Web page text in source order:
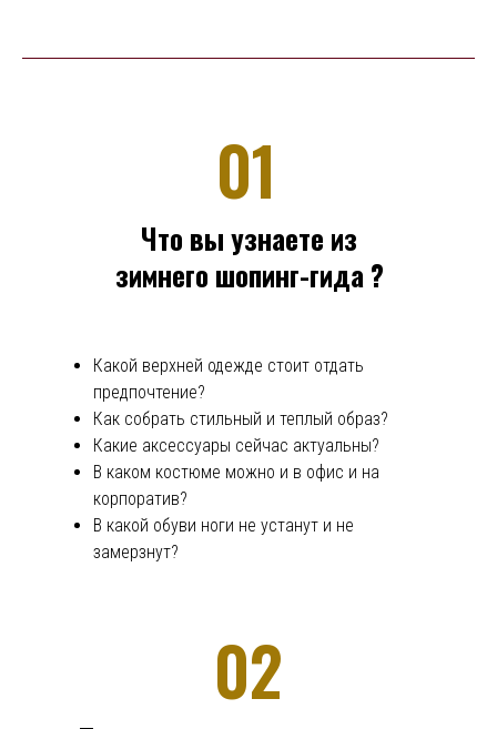
ХОЧУ ШОПИНГ-ГИД!
Что вы узнаете из
зимнего шопинг-гида ?
Какой верхней одежде стоит отдать
предпочтение?
Как собрать стильный и теплый образ?
Какие аксессуары сейчас актуальны?
В каком костюме можно и в офис и на
корпоратив?
В какой обуви ноги не устанут и не
замерзнут?
01
02